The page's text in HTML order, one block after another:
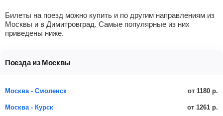
Билеты на поезд можно купить и по другим направлениям из
Москвы и в Димитровград. Самые популярные из них
приведены ниже.
Поезда из Москвы
Москва - Смоленск от 1180 р.
Москва - Курск от 1261 р.